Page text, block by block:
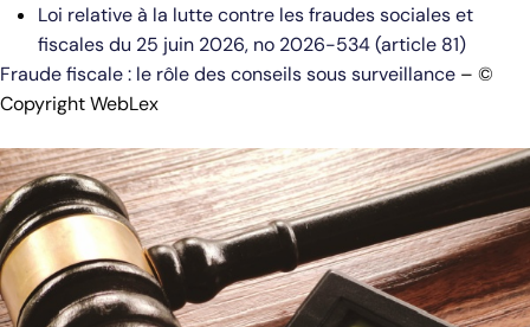
Loi relative à la lutte contre les fraudes sociales et
fiscales du 25 juin 2026, no 2026-534 (article 81)
Fraude fiscale : le rôle des conseils sous surveillance – ©
Copyright WebLex